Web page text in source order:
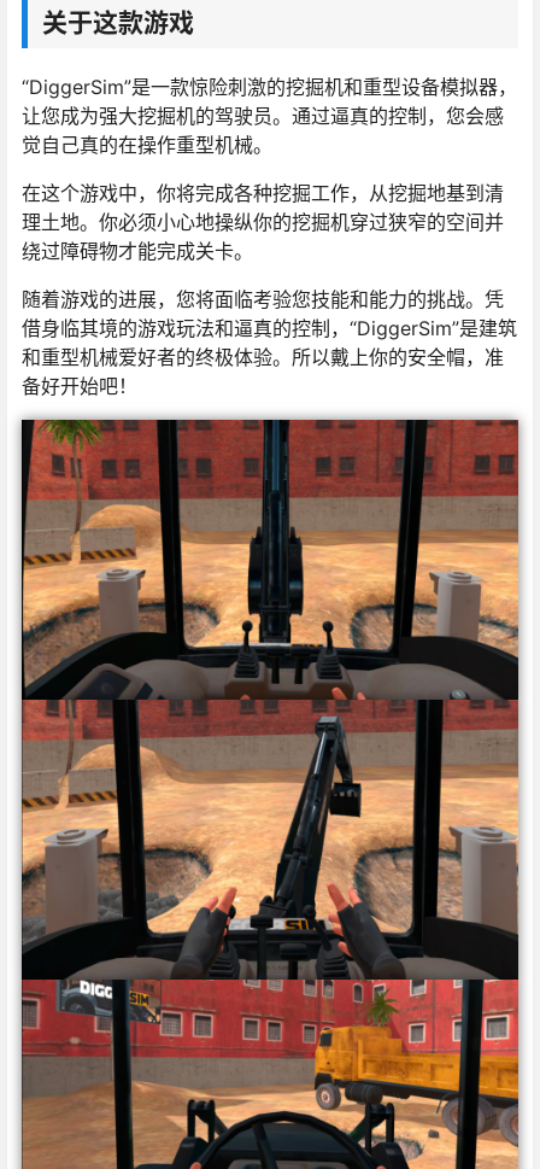
关于这款游戏
“DiggerSim”是一款惊险刺激的挖掘机和重型设备模拟器，
让您成为强大挖掘机的驾驶员。通过逼真的控制，您会感
觉自己真的在操作重型机械。
在这个游戏中，你将完成各种挖掘工作，从挖掘地基到清
理土地。你必须小心地操纵你的挖掘机穿过狭窄的空间并
绕过障碍物才能完成关卡。
随着游戏的进展，您将面临考验您技能和能力的挑战。凭
借身临其境的游戏玩法和逼真的控制，“DiggerSim”是建筑
和重型机械爱好者的终极体验。所以戴上你的安全帽，准
备好开始吧！